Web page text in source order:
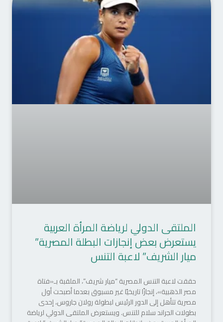
الملتقى الدولي لرياضة المرأة العربية
يستعرض بعض إنجازات البطلة المصرية”
ميار الشريف” لاعبة التنس
حققت لاعبة التنس المصرية “ميار شريف”، الملقبة بـ«فتاة
مصر الذهبية»، إنجازًا تاريخيًا غير مسبوق بعدما أصبحت أول
مصرية تتأهل إلى الدور الرئيس لبطولة رولان جاروس، إحدى
بطولات الجراند سلام للتنس. ويستعرض الملتقى الدولي لرياضة